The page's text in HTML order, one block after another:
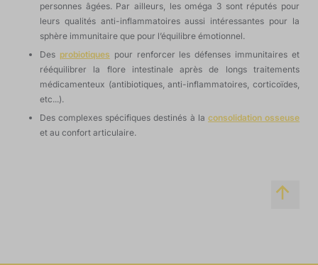
personnes âgées. Par ailleurs, les oméga 3 sont réputés pour
leurs qualités anti-inflammatoires aussi intéressantes pour la
sphère immunitaire que pour l’équilibre émotionnel.
Des probiotiques pour renforcer les défenses immunitaires et
rééquilibrer la flore intestinale après de longs traitements
médicamenteux (antibiotiques, anti-inflammatoires, corticoïdes,
etc...).
Des complexes spécifiques destinés à la consolidation osseuse
et au confort articulaire.